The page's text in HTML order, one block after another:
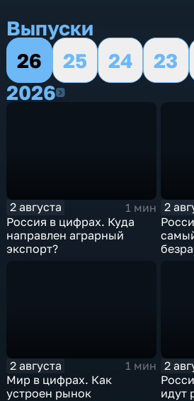
Выпуски
26
25 24 23
20262026
2 августа
1 мин
Россия в цифрах. Куда
направлен аграрный
экспорт?
2
2 августа
1 мин
Мир в цифрах. Как
устроен рынок
2
идут